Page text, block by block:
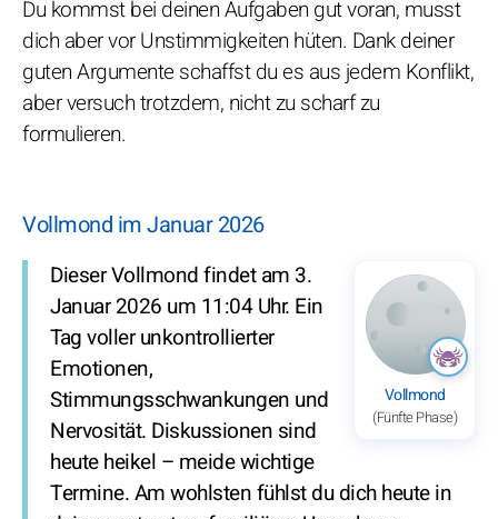
Du kommst bei deinen Aufgaben gut voran, musst
dich aber vor Unstimmigkeiten hüten. Dank deiner
guten Argumente schaffst du es aus jedem Konflikt,
aber versuch trotzdem, nicht zu scharf zu
formulieren.
Vollmond im Januar 2026
Vollmond
(Fünfte Phase)
Dieser Vollmond findet am 3.
Januar 2026 um 11:04 Uhr. Ein
Tag voller unkontrollierter
Emotionen,
Stimmungsschwankungen und
Nervosität. Diskussionen sind
heute heikel – meide wichtige
Termine. Am wohlsten fühlst du dich heute in